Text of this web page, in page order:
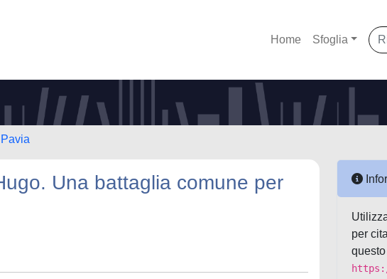
Home Sfoglia
Una battaglia comune per
per